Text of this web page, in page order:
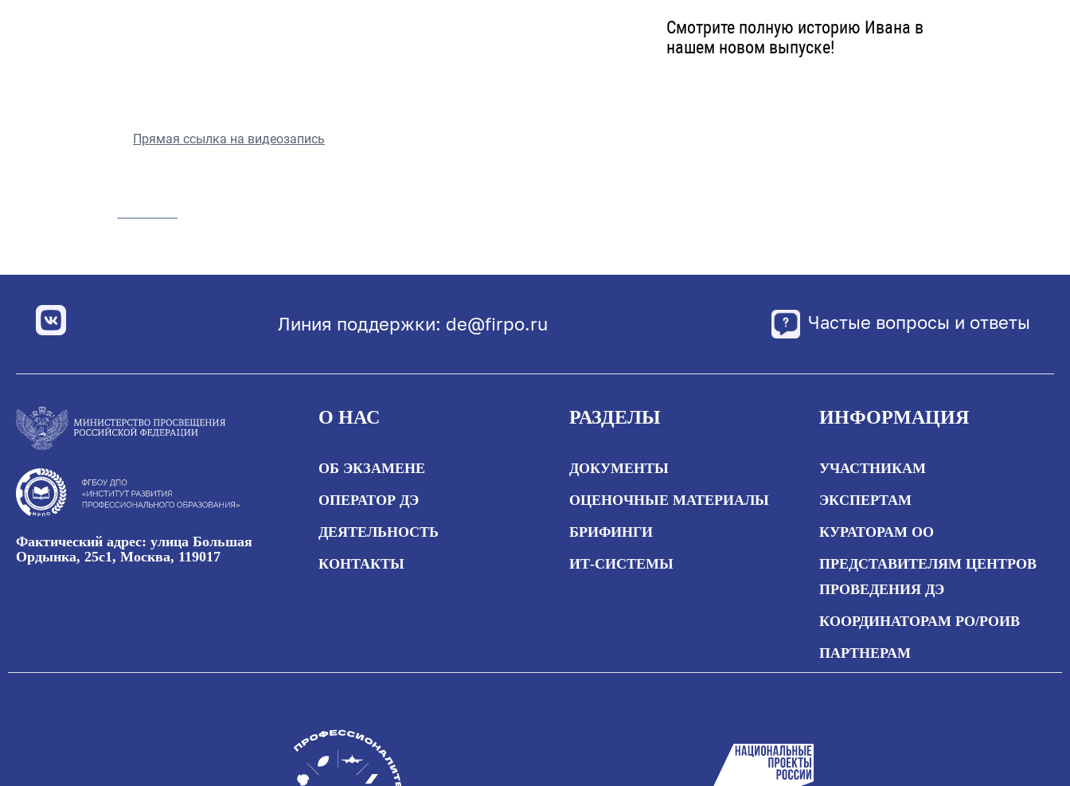
Смотрите полную историю Ивана в
нашем новом выпуске!
Прямая ссылка на видеозапись
Линия поддержки: de@firpo.ru Частые вопросы и ответы
Фактический адрес: улица Большая
Ордынка, 25с1, Москва, 119017
О НАС
ОБ ЭКЗАМЕНЕ
ОПЕРАТОР ДЭ
ДЕЯТЕЛЬНОСТЬ
КОНТАКТЫ
РАЗДЕЛЫ
ДОКУМЕНТЫ
ОЦЕНОЧНЫЕ МАТЕРИАЛЫ
БРИФИНГИ
ИТ-СИСТЕМЫ
ИНФОРМАЦИЯ
УЧАСТНИКАМ
ЭКСПЕРТАМ
КУРАТОРАМ ОО
ПРЕДСТАВИТЕЛЯМ ЦЕНТРОВ
ПРОВЕДЕНИЯ ДЭ
КООРДИНАТОРАМ РО/РОИВ
ПАРТНЕРАМ